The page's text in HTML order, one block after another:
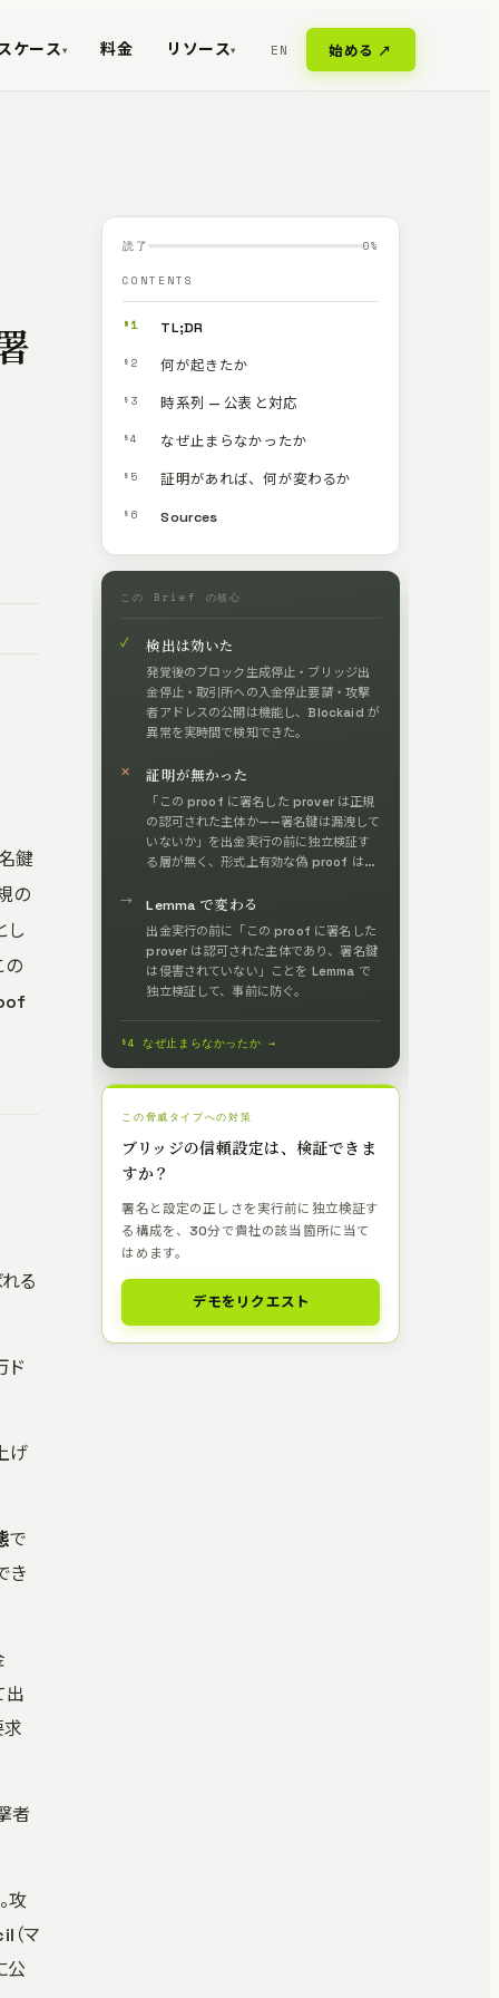
ケース ▾ 料金 リソース▾ EN 始める ↗
鍵
の
し
の
る
ド
げ
で
き
出
求
者
攻
（マ
公
読了 0%
CONTENTS
§1 TL;DR
§2 何が起きたか
§3 時系列 — 公表と対応
§4 なぜ止まらなかったか
§5 証明があれば、何が変わるか
§6 Sources
この Brief の核心
✓ 検出は効いた
発覚後のブロック生成停止・ブリッジ出
金停止・取引所への入金停止要請・攻撃
者アドレスの公開は機能し、Blockaid が
異常を実時間で検知できた。
✕ 証明が無かった
「この proof に署名した prover は正規
の認可された主体か——署名鍵は漏洩して
いないか」を出金実行の前に独立検証す
る層が無く、形式上有効な偽 proof は素
→
Lemma で変わる
出金実行の前に「この proof に署名した
prover は認可された主体であり、署名鍵
は侵害されていない」ことを Lemma で
独立検証して、事前に防ぐ。
§4 なぜ止まらなかったか →
この脅威タイプへの対策
ブリッジの信頼設定は、検証できま
すか？
署名と設定の正しさを実行前に独立検証す
る構成を、30分で貴社の該当箇所に当て
はめます。
デモをリクエスト